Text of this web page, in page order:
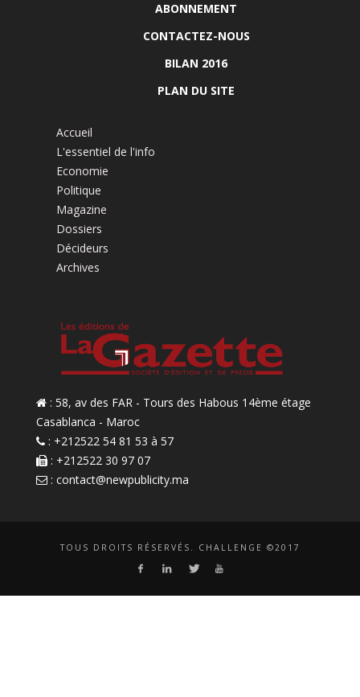
ABONNEMENT
CONTACTEZ-NOUS
BILAN 2016
PLAN DU SITE
Accueil
L'essentiel de l'info
Economie
Politique
Magazine
Dossiers
Décideurs
Archives
: 58, av des FAR - Tours des Habous 14ème étage
Casablanca - Maroc
: +212522 54 81 53 à 57
: +212522 30 97 07
: contact@newpublicity.ma
TOUS DROITS RÉSERVÉS. CHALLENGE ©2017